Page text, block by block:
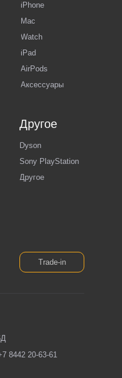
iPhone
Watch
iPad
Mac
AirPods
Аксессуары
Dyson
Другое
Sony PlayStation
8442 20-63-61
Trade-in
Другое